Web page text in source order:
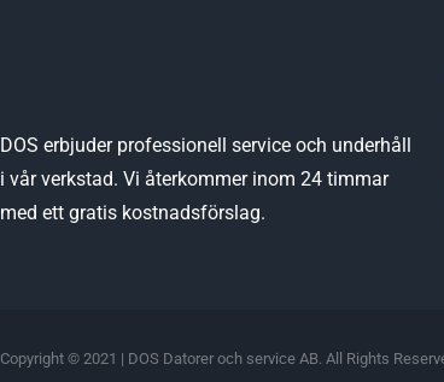
DOS erbjuder professionell service och underhåll
i vår verkstad. Vi återkommer inom 24 timmar
med ett gratis kostnadsförslag.
Copyright © 2021 | DOS Datorer och service AB. All Rights